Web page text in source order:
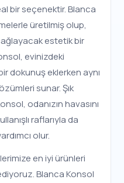
bir seçenektir. Blanca
üretilmiş olup,
estetik bir
evinizdeki
dokunuş eklerken aynı
sunar. Şık
odanızın havasını
raflarıyla da
olur.
en iyi ürünleri
Blanca Konsol